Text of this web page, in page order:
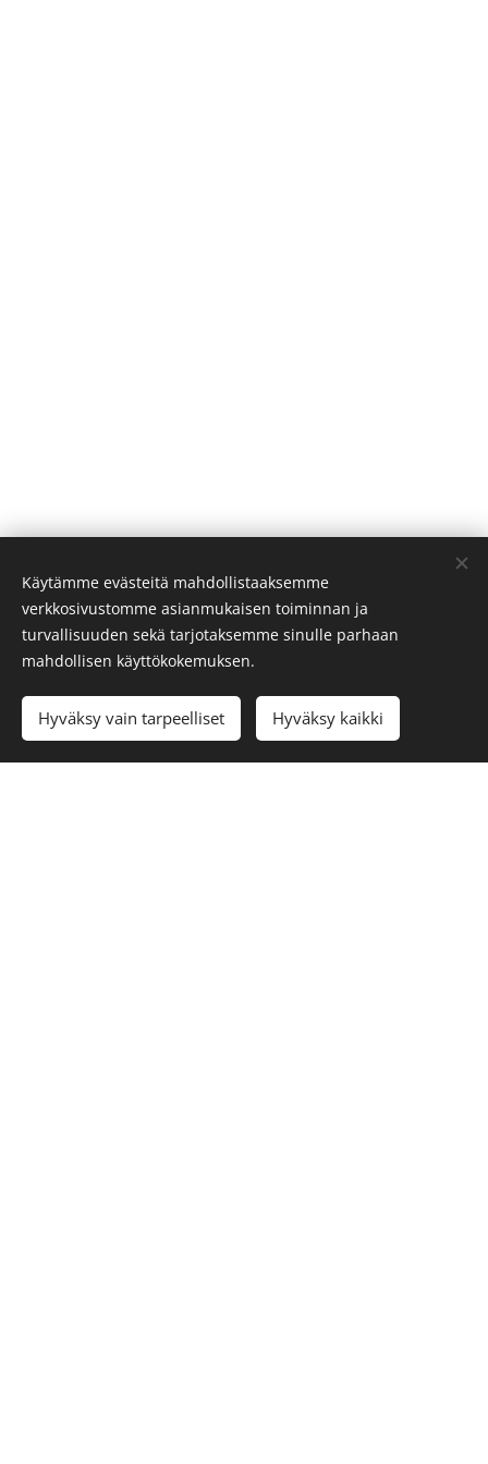
SSL Resource Oy
Tehokkuutta valonmittauksiin Evästeet
Kielet
Suomi
English
Käytämme evästeitä mahdollistaaksemme
verkkosivustomme asianmukaisen toiminnan ja
turvallisuuden sekä tarjotaksemme sinulle parhaan
mahdollisen käyttökokemuksen.
Hyväksy vain tarpeelliset Hyväksy kaikki